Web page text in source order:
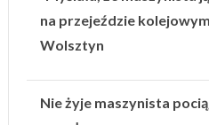
na przejeździe
Wolsztyn
Nie żyje maszynista